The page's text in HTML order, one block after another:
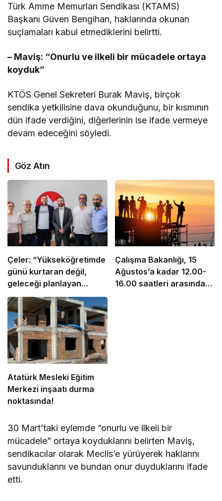
Türk Amme Memurları Sendikası (KTAMS)
Başkanı Güven Bengihan, haklarında okunan
suçlamaları kabul etmediklerini belirtti.
– Maviş: “Onurlu ve ilkeli bir mücadele ortaya
koyduk”
KTÖS Genel Sekreteri Burak Maviş, birçok
sendika yetkilisine dava okunduğunu, bir kısmının
dün ifade verdiğini, diğerlerinin ise ifade vermeye
devam edeceğini söyledi.
Göz Atın
Çeler: “Yükseköğretimde
günü kurtaran değil,
geleceği planlayan
politikalara ihtiyaç var”
Çalışma Bakanlığı, 15
Ağustos’a kadar 12.00-
16.00 saatleri arasında
Atatürk Mesleki Eğitim
Merkezi inşaatı durma
noktasında!
30 Mart’taki eylemde “onurlu ve ilkeli bir
mücadele” ortaya koyduklarını belirten Maviş,
sendikacılar olarak Meclis’e yürüyerek haklarını
savunduklarını ve bundan onur duyduklarını ifade
etti.